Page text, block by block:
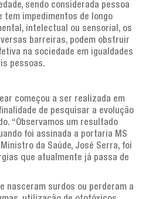
sendo considerada pessoa
tem impedimentos de longo
intelectual ou sensorial, os
barreiras, podem obstruir
na sociedade em igualdades
pessoas.
começou a ser realizada em
finalidade de pesquisar a evolução
“Observamos um resultado
foi assinada a portaria MS
da Saúde, José Serra, foi
que atualmente já passa de
nasceram surdos ou perderam a